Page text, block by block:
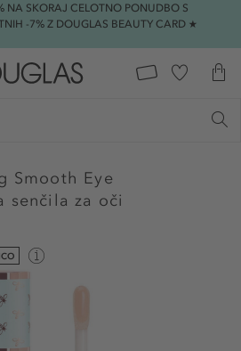
NA SKORAJ CELOTNO PONUDBO S
-7% Z DOUGLAS BEAUTY CARD ★
Smooth Eye
senčila za oči